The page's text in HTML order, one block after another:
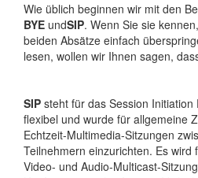
Wie üblich beginnen wir mit den
BYE undSIP. Wenn Sie sie
beiden Absätze einfach
lesen, wollen wir Ihnen sagen,
SIP steht für das Session Initiation
flexibel und wurde für allgemeine
Echtzeit-Multimedia-Sitzungen
Teilnehmern einzurichten. Es wird
Video- und Audio-Multicast-